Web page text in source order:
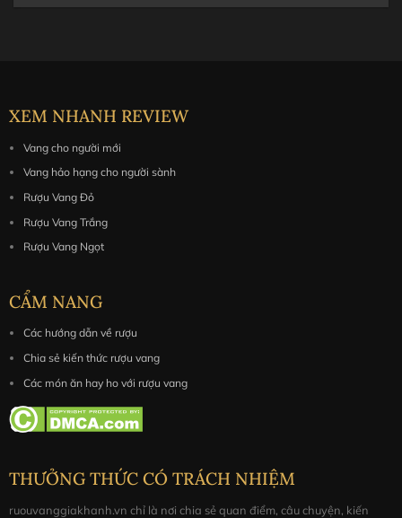
XEM NHANH REVIEW
Vang cho người mới
Vang hảo hạng cho người sành
Rượu Vang Đỏ
Rượu Vang Trắng
Rượu Vang Ngọt
CẨM NANG
Các hướng dẫn về rượu
Chia sẻ kiến thức rượu vang
Các món ăn hay ho với rượu vang
THƯỞNG THỨC CÓ TRÁCH NHIỆM
ruouvanggiakhanh.vn chỉ là nơi chia sẻ quan điểm, câu chuyện, kiến